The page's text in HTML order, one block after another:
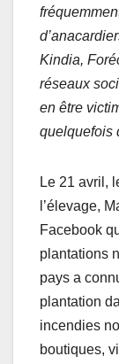
Kindia,
réseaux
en être
quelquefois
Le 21 avril,
l’élevage,
Facebook
plantations
pays a
plantation
incendies
boutiques,